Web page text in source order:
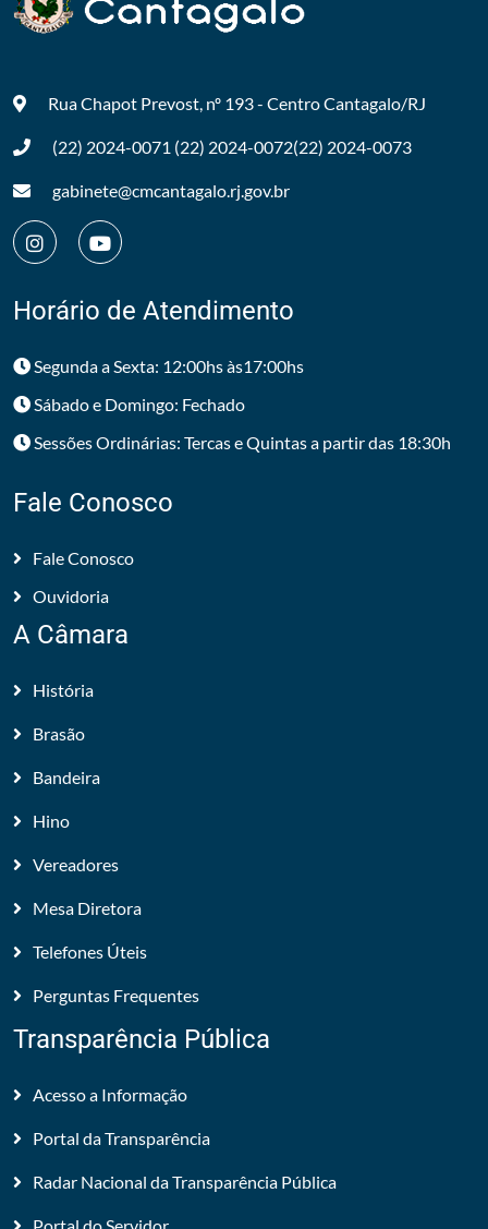
Rua Chapot Prevost, nº 193 - CentroCantagalo/RJ
(22) 2024-0071 (22) 2024-0072(22) 2024-0073
gabinete@cmcantagalo.rj.gov.br
Horário de Atendimento
Segunda a Sexta: 12:00hs às17:00hs
Sábado e Domingo: Fechado
Sessões Ordinárias: Tercas e Quintas a partir das 18:30h
Fale Conosco
Fale Conosco
Ouvidoria
A Câmara
História
Brasão
Bandeira
Hino
Vereadores
Mesa Diretora
Telefones Úteis
Perguntas Frequentes
Transparência Pública
Acesso a Informação
Portal da Transparência
Radar Nacional da Transparência Pública